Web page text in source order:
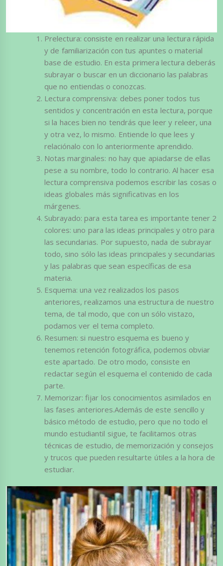
Prelectura: consiste en realizar una lectura rápida
y de familiarización con tus apuntes o material
base de estudio. En esta primera lectura deberás
subrayar o buscar en un diccionario las palabras
que no entiendas o conozcas.
Lectura comprensiva: debes poner todos tus
sentidos y concentración en esta lectura, porque
si la haces bien no tendrás que leer y releer, una
y otra vez, lo mismo. Entiende lo que lees y
relaciónalo con lo anteriormente aprendido.
Notas marginales: no hay que apiadarse de ellas
pese a su nombre, todo lo contrario. Al hacer esa
lectura comprensiva podemos escribir las cosas o
ideas globales más significativas en los
márgenes.
Subrayado: para esta tarea es importante tener 2
colores: uno para las ideas principales y otro para
las secundarias. Por supuesto, nada de subrayar
todo, sino sólo las ideas principales y secundarias
y las palabras que sean específicas de esa
materia.
Esquema: una vez realizados los pasos
anteriores, realizamos una estructura de nuestro
tema, de tal modo, que con un sólo vistazo,
podamos ver el tema completo.
Resumen: si nuestro esquema es bueno y
tenemos retención fotográfica, podemos obviar
este apartado. De otro modo, consiste en
redactar según el esquema el contenido de cada
parte.
Memorizar: fijar los conocimientos asimilados en
las fases anteriores.Además de este sencillo y
básico método de estudio, pero que no todo el
mundo estudiantil sigue, te facilitamos otras
técnicas de estudio, de memorización y consejos
y trucos que pueden resultarte útiles a la hora de
estudiar.